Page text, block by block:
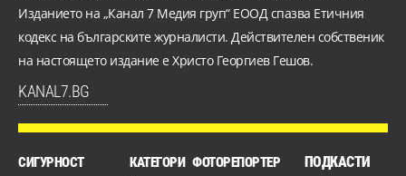
Изданието на „Канал 7 Медия груп“ ЕООД спазва Етичния
кодекс на българските журналисти. Действителен собственик
на настоящето издание е Христо Георгиев Гешов.
KANAL7.BG
СИГУРНОСТ
КАТЕГОРИ ФОТОРЕПОРТЕР ПОДКАСТИ